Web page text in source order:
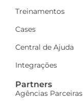
Treinamentos
Cases
Central de Ajuda
Integrações
Partners
Agências Parceiras